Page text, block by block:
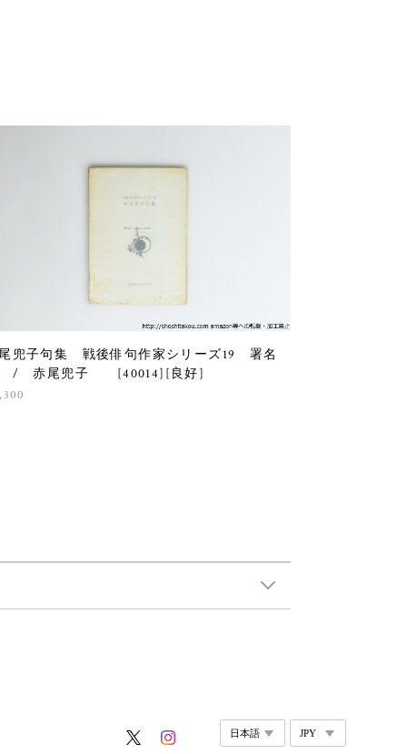
兜子句集 戦後俳句作家シリーズ19 署名
/ 赤尾兜子 [40014][良好]